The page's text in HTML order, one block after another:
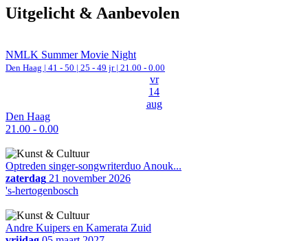
Uitgelicht & Aanbevolen
NMLK Summer Movie Night
Den Haag | 41 - 50 | 25 - 49 jr | 21.00 - 0.00
vr
14
aug
Den Haag
21.00 - 0.00
Optreden singer-songwriterduo Anouk...
zaterdag 21 november 2026
's-hertogenbosch
Andre Kuipers en Kamerata Zuid